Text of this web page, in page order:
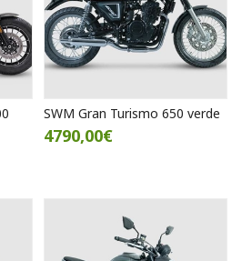
SWM Gran Turismo 650 verde
4790,00€